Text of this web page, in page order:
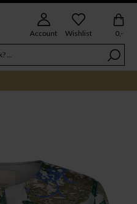
Account Wishlist 0,-